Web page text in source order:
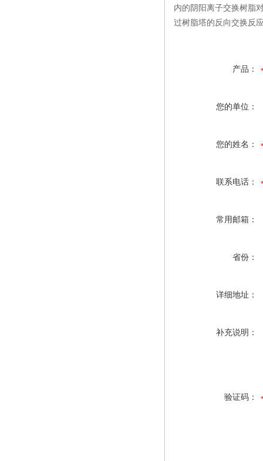
内的阴阳离子交换树脂
过树脂塔的反向交换反
产品：
您的单位：
您的姓名：
联系电话：
常用邮箱：
省份：
详细地址：
补充说明：
验证码：